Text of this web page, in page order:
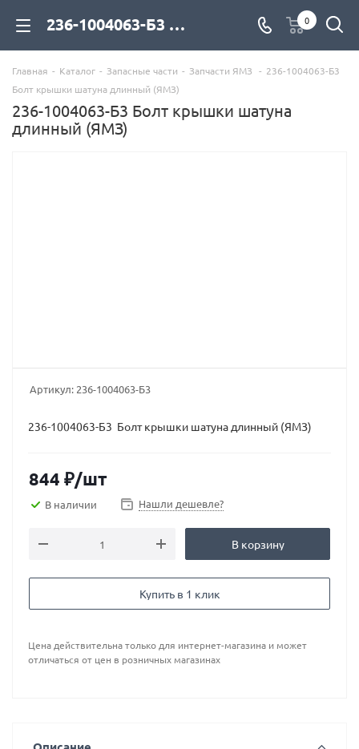
236-1004063-Б3 Болт крышки шатуна длинный (ЯМЗ) для дизельных двигателей купить со склада с доставкой по цене официального дилера - компания Дизель Экспорт 0
Главная - Каталог - Запасные части - Запчасти ЯМЗ - 236-1004063-Б3
Болт крышки шатуна длинный (ЯМЗ)
236-1004063-Б3 Болт крышки шатуна
длинный (ЯМЗ)
Артикул: 236-1004063-Б3
236-1004063-Б3 Болт крышки шатуна длинный (ЯМЗ)
844 ₽/шт
В наличии Нашли дешевле?
В корзину
Купить в 1 клик
Цена действительна только для интернет-магазина и может
отличаться от цен в розничных магазинах